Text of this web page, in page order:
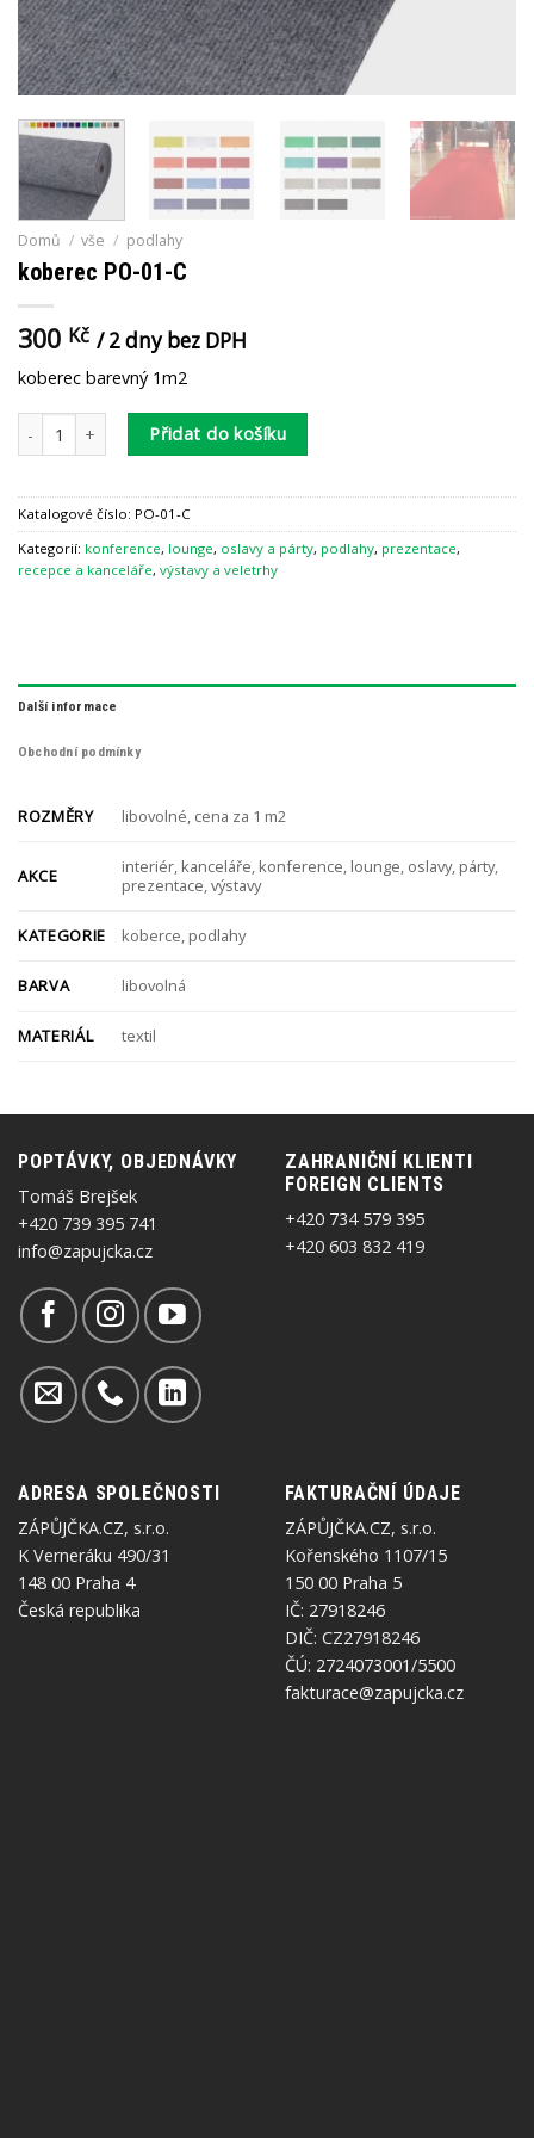
Domů / vše / podlahy
koberec PO-01-C
300 Kč / 2 dny bez DPH
koberec barevný 1m2
koberec PO-01-C množstvíPřidat do košíku
Katalogové číslo: PO-01-C
Kategorií: konference, lounge, oslavy a párty, podlahy, prezentace,
recepce a kanceláře, výstavy a veletrhy
Další informace
Obchodní podmínky
ROZMĚRY libovolné, cena za 1 m2
AKCE
interiér, kanceláře, konference, lounge, oslavy, párty,
prezentace, výstavy
KATEGORIE koberce, podlahy
BARVA libovolná
MATERIÁL textil
POPTÁVKY, OBJEDNÁVKY
Tomáš Brejšek
+420 739 395 741
info@zapujcka.cz
ZAHRANIČNÍ KLIENTI
FOREIGN CLIENTS
+420 734 579 395
+420 603 832 419
ADRESA SPOLEČNOSTI
ZÁPŮJČKA.CZ, s.r.o.
K Verneráku 490/31
148 00 Praha 4
Česká republika
FAKTURAČNÍ ÚDAJE
ZÁPŮJČKA.CZ, s.r.o.
Kořenského 1107/15
150 00 Praha 5
IČ: 27918246
DIČ: CZ27918246
ČÚ: 2724073001/5500
fakturace@zapujcka.cz